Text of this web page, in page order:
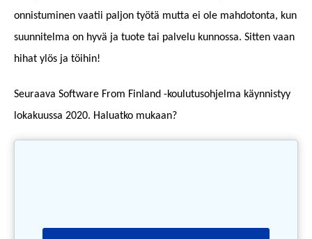
onnistuminen vaatii paljon työtä mutta ei ole mahdotonta, kun
suunnitelma on hyvä ja tuote tai palvelu kunnossa. Sitten vaan
hihat ylös ja töihin!
Seuraava Software From Finland -koulutusohjelma käynnistyy
lokakuussa 2020. Haluatko mukaan?